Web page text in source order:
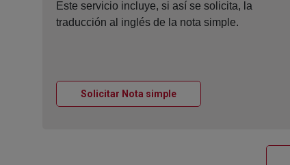
Este servicio incluye, si así se solicita, la
traducción al inglés de la nota simple.
Solicitar Nota simpleVentana nueva